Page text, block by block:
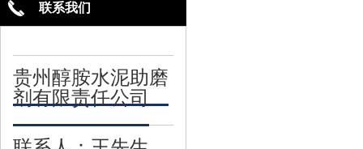
联系我们
贵州醇胺水泥助磨
剂有限责任公司